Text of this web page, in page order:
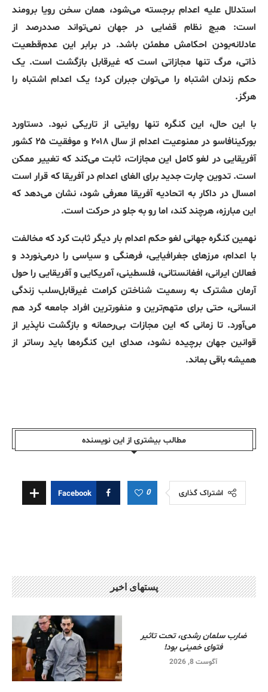
استدلال علیه اعدام برجسته می‌شود، همان سخن رویا برومند
است: هیچ نظام قضایی در جهان نمی‌تواند صددرصد از
عادلانه‌بودن احکامش مطمئن باشد. در برابر این عدم‌قطعیت
ذاتی، مرگ تنها مجازاتی است که غیرقابل بازگشت است. یک
حکم زندان اشتباه را می‌توان جبران کرد؛ یک اعدام اشتباه را
هرگز.
با این حال، این کنگره تنها روایتی از تاریکی نبود. دستاورد
بورکینافاسو در ممنوعیت اعدام از سال ۲۰۱۸ و موفقیت ۲۵ کشور
آفریقایی در لغو کامل این مجازات، ثابت می‌کند که تغییر ممکن
است.تدوین چارت جدید برای الغای اعدام در آفریقا که قرار است
امسال در داکار به اتحادیه آفریقا معرفی شود، نشان می‌دهد که
این مبارزه، هرچند کند، اما رو به جلو در حرکت است.
نهمین کنگره جهانی لغو حکم اعدام بار دیگر ثابت کرد که مخالفت
با اعدام، مرزهای جغرافیایی، فرهنگی و سیاسی را درمی‌نوردد و
فعالان ایرانی، افغانستانی، فلسطینی، آمریکایی و آفریقایی را حول
آرمان مشترک به رسمیت شناختن کرامت غیرقابل‌سلب زندگی
انسانی، حتی برای متهم‌ترین و منفورترین افراد جامعه گرد هم
می‌آورد.تا زمانی که این مجازات بی‌رحمانه و بازگشت‌ ناپذیر از
قوانین جهان برچیده نشود، صدای این کنگره‌ها باید رساتر از
همیشه باقی بماند.
مطالب بیشتری از این نویسندە
اشتراک گذاری 0
Facebook
پستهای اخیر
ضارب سلمان رشدی، تحت تاثیر
فتوای خمینی بود!
آگوست 8, 2026